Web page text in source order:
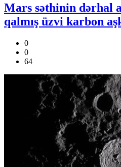
Mars səthinin dərhal
qalmış üzvi karbon
0
0
64